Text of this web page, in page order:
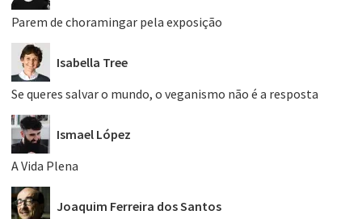
Parem de choramingar pela exposição
Isabella Tree
Se queres salvar o mundo, o veganismo não é a resposta
Ismael López
A Vida Plena
Joaquim Ferreira dos Santos